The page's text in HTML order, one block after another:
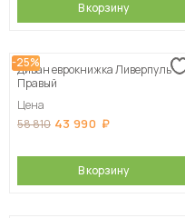
В корзину
-25%
Диван еврокнижка Ливерпуль
Правый
Цена
58 810 43 990
В корзину